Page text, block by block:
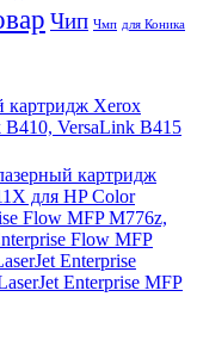
Чип Чмп для Коника
картридж Xerox
B410, VersaLink B415
картридж
для HP Color
Flow MFP M776z,
Flow MFP
Enterprise
Enterprise MFP